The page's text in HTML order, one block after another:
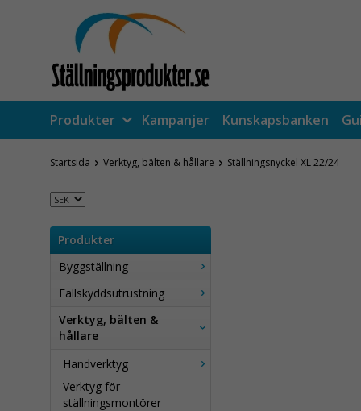
Produkter Kampanjer Kunskapsbanken
Startsida Verktyg, bälten & hållare Ställningsnyckel XL 22/24
Produkter
Byggställning
Fallskyddsutrustning
Verktyg, bälten &
hållare
Handverktyg
Verktyg för
ställningsmontörer